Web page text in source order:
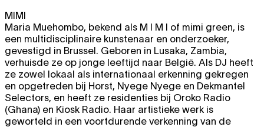
MIMI
Maria Muehombo, bekend als M I M I of mimi green, is
een multidisciplinaire kunstenaar en onderzoeker,
gevestigd in Brussel. Geboren in Lusaka, Zambia,
verhuisde ze op jonge leeftijd naar België. Als DJ heeft
ze zowel lokaal als internationaal erkenning gekregen
en opgetreden bij Horst, Nyege Nyege en Dekmantel
Selectors, en heeft ze residenties bij Oroko Radio
(Ghana) en Kiosk Radio. Haar artistieke werk is
geworteld in een voortdurende verkenning van de